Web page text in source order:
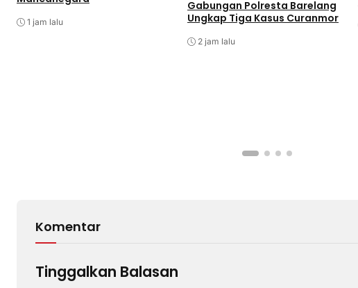
1 jam lalu
Gabungan Polresta Barelang
Ungkap Tiga Kasus Curanmor
2 jam lalu
Komentar
Tinggalkan Balasan